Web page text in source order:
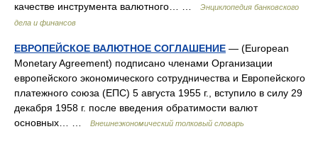
качестве инструмента валютного… …
Энциклопедия банковского
дела и финансов
ЕВРОПЕЙСКОЕ ВАЛЮТНОЕ СОГЛАШЕНИЕ — (European
Monetary Agreement) подписано членами Организации
европейского экономического сотрудничества и Европейского
платежного союза (ЕПС) 5 августа 1955 г., вступило в силу 29
декабря 1958 г. после введения обратимости валют
основных… …
Внешнеэкономический толковый словарь